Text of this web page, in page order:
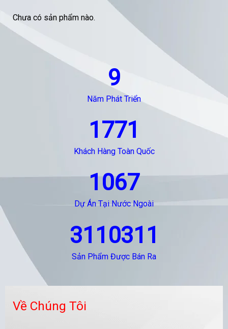
Chưa có sản phẩm nào.
9
Năm Phát Triển
1771
Khách Hàng Toàn Quốc
1067
Dự Án Tại Nước Ngoài
3110311
Sản Phẩm Được Bán Ra
Về Chúng Tôi